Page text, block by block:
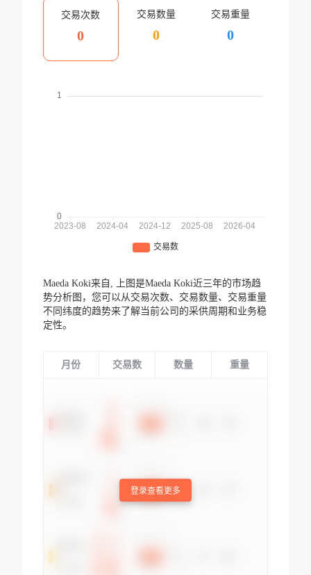
交易次数
0
交易数量
0
交易重量
0
Maeda Koki来自,
上图是Maeda Koki近三年的市场趋
势分析图，您可以从交易次数、交易数量、交易重量
不同纬度的趋势来了解当前公司的采供周期和业务稳
定性。
月份 交易数 数量 重量
登录查看更多